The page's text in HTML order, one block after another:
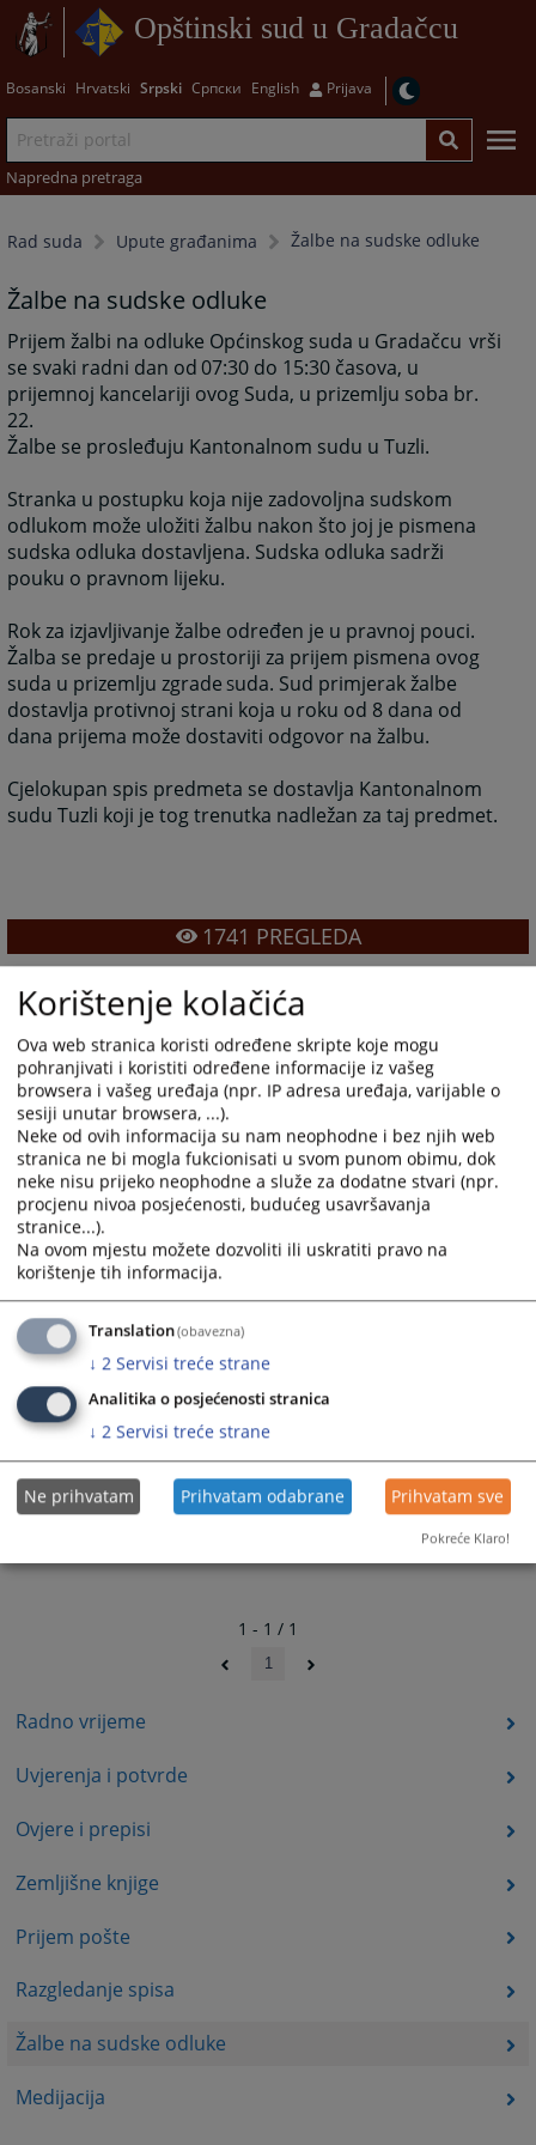
Opštinski sud u Gradačcu
Bosanski Hrvatski Srpski Српски English Prijava
Napredna pretraga
Rad suda Upute građanima Žalbe na sudske odluke
Radno vrijeme
Uvjerenja i potvrde
Ovjere i prepisi
Zemljišne knjige
Prijem pošte
Razgledanje spisa
Žalbe na sudske odluke
Medijacija
Žalbe na sudske odluke
Prijem žalbi na odluke Općinskog suda u Gradačcu vrši
se svaki radni dan od07:30 do 15:30 časova, u
prijemnoj kancelariji ovog Suda, u prizemlju soba br.
22.
Žalbe se prosleđuju Kantonalnom sudu u Tuzli.
Stranka u postupku koja nije zadovoljna sudskom
odlukom može uložiti žalbu nakon što joj je pismena
sudska odluka dostavljena. Sudska odluka sadrži
pouku o pravnom lijeku.
Rok za izjavljivanje žalbe određen je u pravnoj pouci.
Žalba se predaje u prostoriji za prijem pismena ovog
suda u prizemlju zgrade Suda. Sud primjerak žalbe
dostavlja protivnoj strani koja u roku od 8 dana od
dana prijema može dostaviti odgovor na žalbu.
Cjelokupan spis predmeta se dostavlja Kantonalnom
sudu Tuzli koji je tog trenutka nadležan za taj predmet.
1741 PREGLEDA
1 - 1 / 1
1
Korištenje kolačića
Ova web stranica koristi određene skripte koje mogu
pohranjivati i koristiti određene informacije iz vašeg
browsera i vašeg uređaja (npr. IP adresa uređaja, varijable o
sesiji unutar browsera, ...).
Neke od ovih informacija su nam neophodne i bez njih web
stranica ne bi mogla fukcionisati u svom punom obimu, dok
neke nisu prijeko neophodne a služe za dodatne stvari (npr.
procjenu nivoa posjećenosti, budućeg usavršavanja
stranice...).
Na ovom mjestu možete dozvoliti ili uskratiti pravo na
korištenje tih informacija.
Translation(obavezna)
↓ 2 Servisi treće strane
Analitika o posjećenosti stranica
↓ 2 Servisi treće strane
Ne prihvatam Prihvatam odabrane Prihvatam sve
Pokreće Klaro!